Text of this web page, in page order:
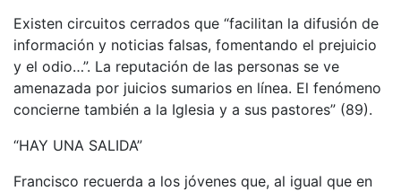
Existen circuitos cerrados que “facilitan la difusión de
información y noticias falsas, fomentando el prejuicio
y el odio…”. La reputación de las personas se ve
amenazada por juicios sumarios en línea. El fenómeno
concierne también a la Iglesia y a sus pastores” (89).
“HAY UNA SALIDA”
Francisco recuerda a los jóvenes que, al igual que en